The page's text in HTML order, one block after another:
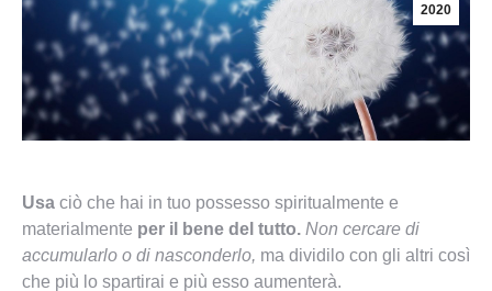
2020
Usa ciò che hai in tuo possesso spiritualmente e
materialmente per il bene del tutto. Non cercare di
accumularlo o di nasconderlo, ma dividilo con gli altri così
che più lo spartirai e più esso aumenterà.